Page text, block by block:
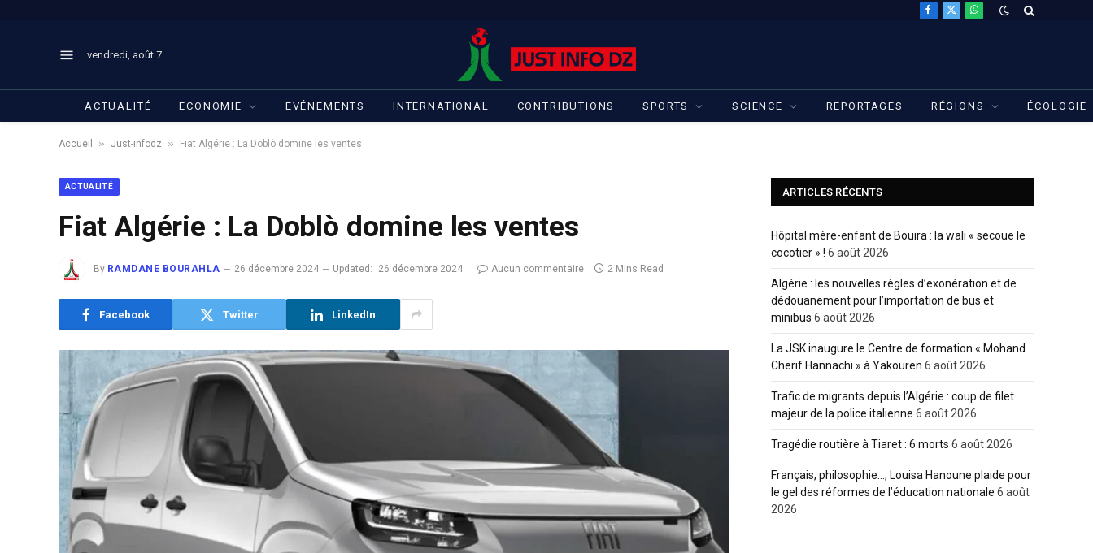
Facebook
X
WhatsApp
vendredi, août 7
ACTUALITÉ ECONOMIE EVÉNEMENTS INTERNATIONAL CONTRIBUTIONS SPORTS SCIENCE REPORTAGES RÉGIONS ÉCOLOGIE
Accueil » Just-infodz » Fiat Algérie : La Doblò domine les ventes
ACTUALITÉ
Fiat Algérie : La Doblò domine les ventes
By RAMDANE BOURAHLA 26 décembre 2024 Updated: 26 décembre 2024 Aucun commentaire 2 Mins Read
Facebook Twitter LinkedIn
ARTICLES RÉCENTS
Hôpital mère-enfant de Bouira : la wali « secoue le
cocotier » ! 6 août 2026
Algérie : les nouvelles règles d’exonération et de
dédouanement pour l’importation de bus et
minibus 6 août 2026
La JSK inaugure le Centre de formation « Mohand
Cherif Hannachi » à Yakouren 6 août 2026
Trafic de migrants depuis l’Algérie : coup de filet
majeur de la police italienne 6 août 2026
Tragédie routière à Tiaret : 6 morts 6 août 2026
Français, philosophie…, Louisa Hanoune plaide pour
le gel des réformes de l’éducation nationale 6 août
2026